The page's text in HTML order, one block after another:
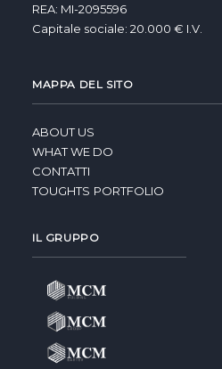
REA: MI-2095596
Capitale sociale: 20.000 € I.V.
MAPPA DEL SITO
ABOUT US
WHAT WE DO
CONTATTI
TOUGHTS PORTFOLIO
IL GRUPPO